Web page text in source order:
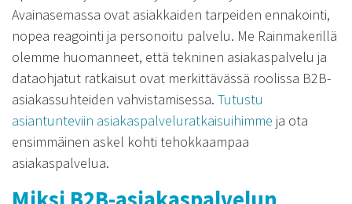
Avainasemassa ovat asiakkaiden tarpeiden ennakointi,
nopea reagointi ja personoitu palvelu. Me Rainmakerillä
olemme huomanneet, että tekninen asiakaspalvelu ja
dataohjatut ratkaisut ovat merkittävässä roolissa B2B-
asiakassuhteiden vahvistamisessa. Tutustu
asiantunteviin asiakaspalveluratkaisuihimme ja ota
ensimmäinen askel kohti tehokkaampaa
asiakaspalvelua.